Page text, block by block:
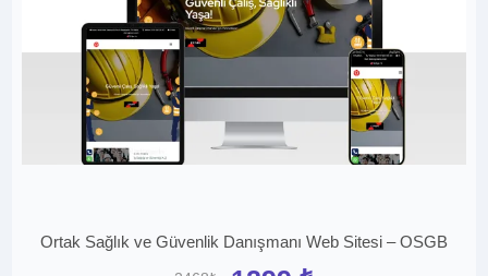
Ortak Sağlık ve Güvenlik Danışmanı Web Sitesi – OSGB